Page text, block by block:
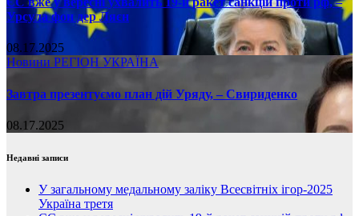
Урсула фон дер Ляєн
08.17.2025
Новини РЕГІОН УКРАЇНА
Завтра презентуємо план дій Уряду, – Свириденко
08.17.2025
Недавні записи
У загальному медальному заліку Всесвітніх ігор-2025
Україна третя